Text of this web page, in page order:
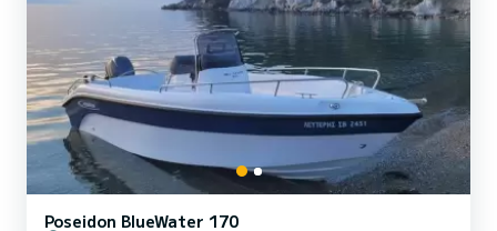
Poseidon BlueWater 170